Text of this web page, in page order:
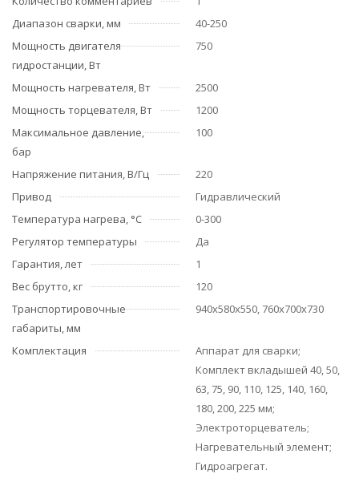
Диапазон сварки, мм
40-250
Мощность двигателя
гидростанции, Вт
750
Мощность нагревателя, Вт
2500
Мощность торцевателя, Вт
1200
Максимальное давление,
бар
100
Напряжение питания, В/Гц
220
Привод
Гидравлический
Температура нагрева, °С
0-300
Регулятор температуры
Да
Гарантия, лет
1
Вес брутто, кг
120
Транспортировочные
габариты, мм
940х580х550, 760х700х730
Комплектация
Аппарат для сварки;
Комплект вкладышей 40, 50,
63, 75, 90, 110, 125, 140, 160,
180, 200, 225 мм;
Электроторцеватель;
Нагревательный элемент;
Гидроагрегат.